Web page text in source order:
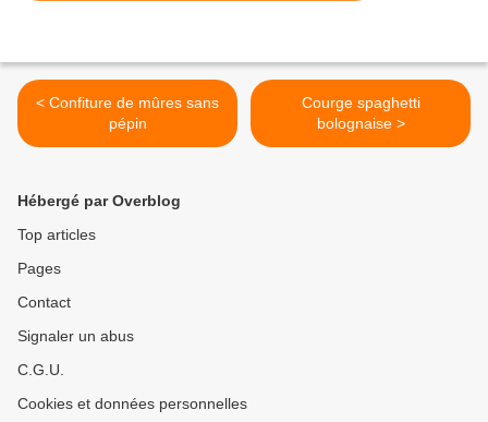
< Confiture de mûres sans
pépin
Courge spaghetti
bolognaise >
Hébergé par Overblog
Top articles
Pages
Contact
Signaler un abus
C.G.U.
Cookies et données personnelles